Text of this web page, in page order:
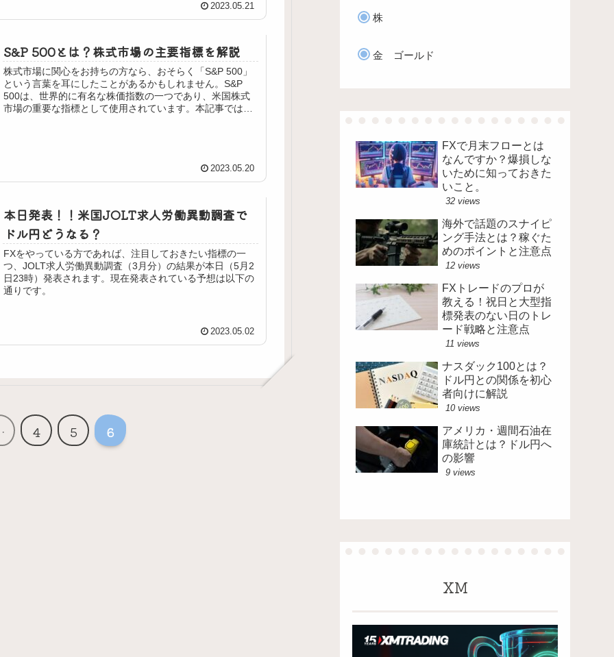
2023.05.21
S&P 500とは？株式市場の主要指標を解説
株式市場に関心をお持ちの方なら、おそらく「S&P 500」
という言葉を耳にしたことがあるかもしれません。S&P
500は、世界的に有名な株価指数の一つであり、米国株式
市場の重要な指標として使用されています。本記事では、
2023.05.20
本日発表！！米国JOLT求人労働異動調査で
ドル円どうなる？
FXをやっている方であれば、注目しておきたい指標の一
つ、JOLT求人労働異動調査（3月分）の結果が本日（5月2
日23時）発表されます。現在発表されている予想は以下の
通りです。
2023.05.02
4 5 6
株
金 ゴールド
FXで月末フローとは
なんですか？爆損しな
いために知っておきた
いこと。
32 views
海外で話題のスナイピ
ング手法とは？稼ぐた
めのポイントと注意点
12 views
FXトレードのプロが
教える！祝日と大型指
標発表のない日のトレ
ード戦略と注意点
11 views
ナスダック100とは？
ドル円との関係を初心
者向けに解説
10 views
アメリカ・週間石油在
庫統計とは？ドル円へ
の影響
9 views
XM